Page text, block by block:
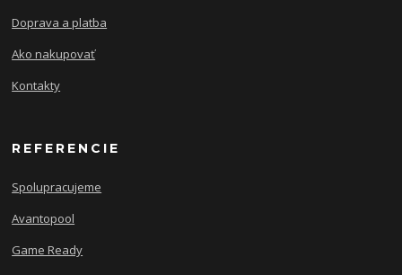
Doprava a platba
Ako nakupovať
Kontakty
REFERENCIE
Spolupracujeme
Avantopool
Game Ready